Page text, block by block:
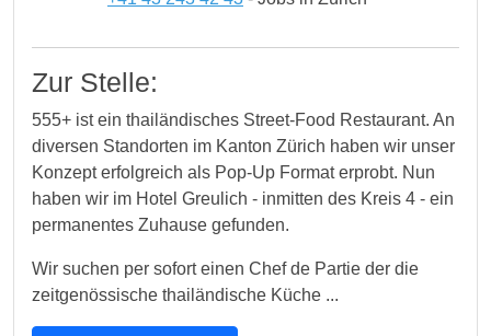
Zur Stelle:
555+ ist ein thailändisches Street-Food Restaurant. An
diversen Standorten im Kanton Zürich haben wir unser
Konzept erfolgreich als Pop-Up Format erprobt. Nun
haben wir im Hotel Greulich - inmitten des Kreis 4 - ein
permanentes Zuhause gefunden.
Wir suchen per sofort einen Chef de Partie der die
zeitgenössische thailändische Küche ...